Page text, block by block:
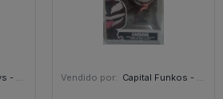
SP Vendido por: Capital Funkos - DF